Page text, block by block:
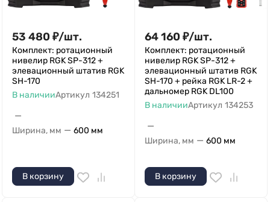
53 480 ₽/шт.
Комплект: ротационный
нивелир RGK SP-312 +
элевационный штатив RGK
SH-170
В наличииАртикул 134251
—
Ширина, мм — 600 мм
В корзину
64 160 ₽/шт.
Комплект: ротационный
нивелир RGK SP-312 +
элевационный штатив RGK
SH-170 + рейка RGK LR-2 +
дальномер RGK DL100
В наличииАртикул 134253
—
Ширина, мм — 600 мм
В корзину